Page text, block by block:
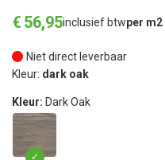
€ 56,95inclusief btwper m2
Niet direct leverbaar
Kleur: dark oak
Kleur: Dark Oak